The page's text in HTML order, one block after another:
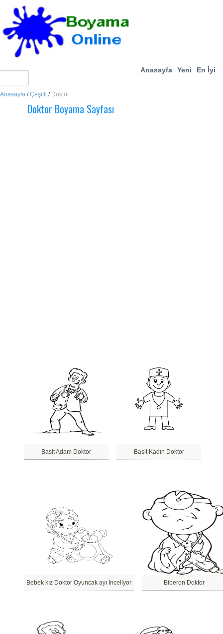
Anasayfa Yeni En İyi
Anasayfa /Çeşitli / Doktor
Doktor Boyama Sayfası
Basit Adam Doktor Basit Kadın Doktor
Bebek kız Doktor Oyuncak ayı Inceliyor Biberon Doktor